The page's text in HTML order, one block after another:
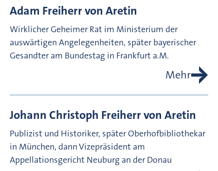
Adam Freiherr von Aretin
Wirklicher Geheimer Rat im Ministerium der
auswärtigen Angelegenheiten, später bayerischer
Gesandter am Bundestag in Frankfurt a.M.
Mehr
Johann Christoph Freiherr von Aretin
Publizist und Historiker, später Oberhofbibliothekar
in München, dann Vizepräsident am
Appellationsgericht Neuburg an der Donau